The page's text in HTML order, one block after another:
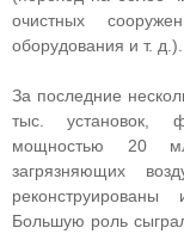
очистных
оборудования и т. д.).
За последние
тыс. установок,
мощностью 20
загрязняющих
Большую роль